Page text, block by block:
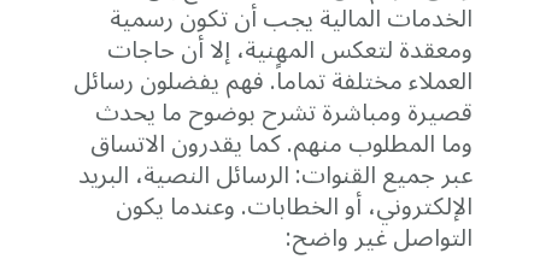
الخدمات المالية يجب أن تكون رسمية
ومعقدة لتعكس المهنية، إلا أن حاجات
العملاء مختلفة تماماً. فهم يفضلون رسائل
قصيرة ومباشرة تشرح بوضوح ما يحدث
وما المطلوب منهم. كما يقدرون الاتساق
عبر جميع القنوات: الرسائل النصية، البريد
الإلكتروني، أو الخطابات. وعندما يكون
التواصل غير واضح: